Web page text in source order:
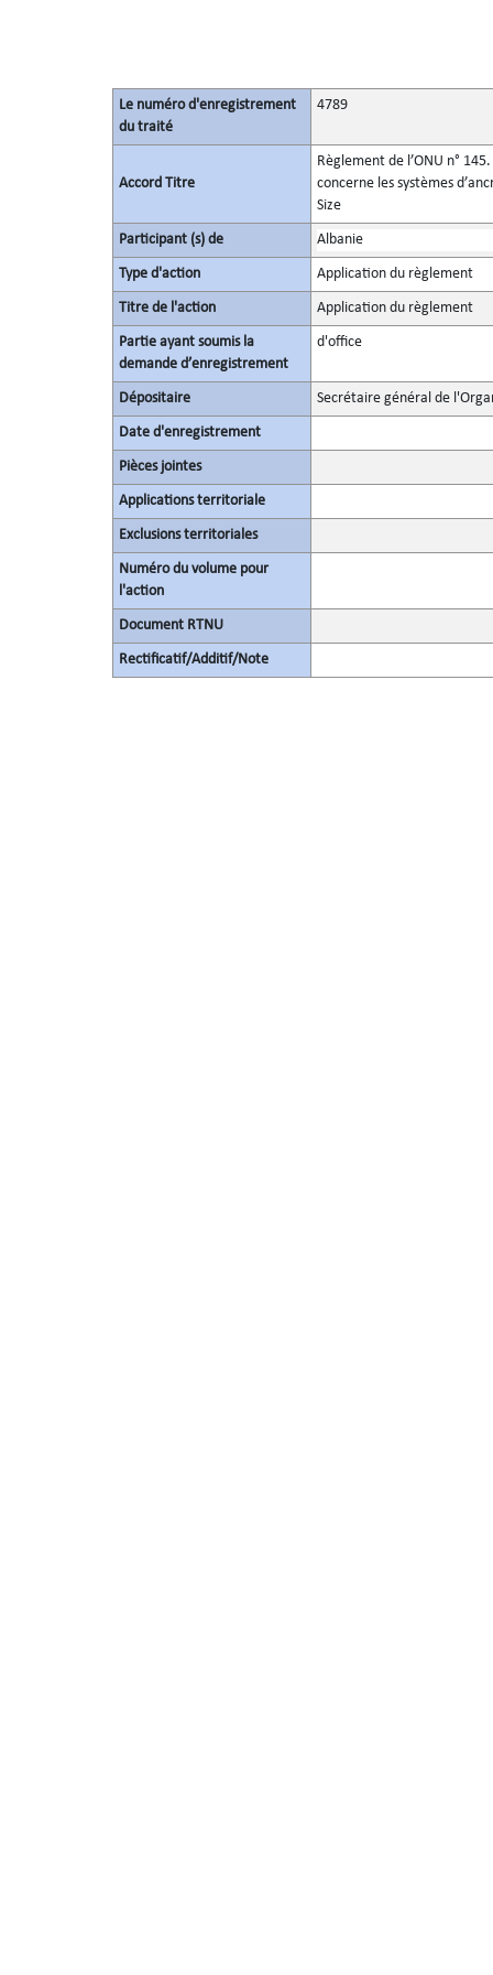
Le numéro d'enregistrement
du traité
4789
Accord Titre
Règlement de l’ONU n°
concerne les systèmes
Size
Participant (s) de Albanie
Type d'action Application du règlement
Titre de l'action Application du règlement
Partie ayant soumis la
demande d’enregistrement
d'office
Dépositaire Secrétaire général de
Date d'enregistrement
Pièces jointes
Applications territoriale
Exclusions territoriales
Numéro du volume pour
l'action
Document RTNU
Rectificatif/Additif/Note